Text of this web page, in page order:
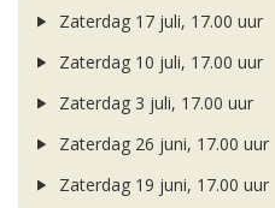
Zaterdag 17 juli, 17.00 uur
Zaterdag 10 juli, 17.00 uur
Zaterdag 3 juli, 17.00 uur
Zaterdag 26 juni, 17.00 uur
Zaterdag 19 juni, 17.00 uur